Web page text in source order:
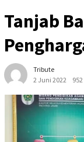
Tanjab
Tribute
2 Juni 2022